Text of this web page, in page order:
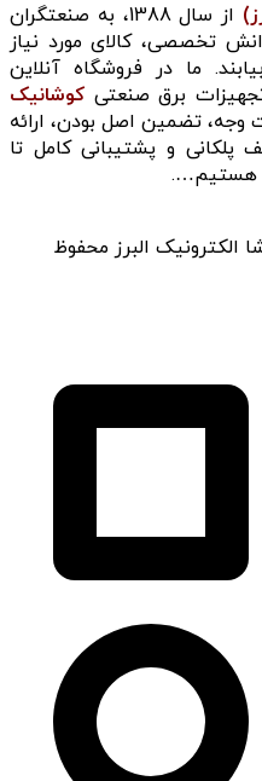
از سال 1388، به صنعتگران
تخصصی، کالای مورد نیاز
ما در فروشگاه آنلاین
برق صنعتی کوشانیک
7روزه بازگشت وجه، تضمین اصل بودن، ارائه
و پشتیبانی کامل تا
هستیم….
البرز محفوظ